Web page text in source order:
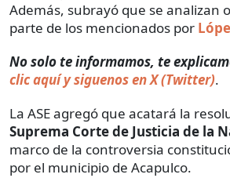
Además, subrayó que se analizan
parte de los mencionados por
No solo te informamos, te
clic aquí y siguenos en X (Twitter).
La ASE agregó que acatará la
Suprema Corte de Justicia de la
marco de la controversia
por el municipio de Acapulco.